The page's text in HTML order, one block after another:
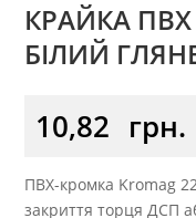
КРАЙКА ПВХ
БІЛИЙ
10,82 грн.
ПВХ-кромка Kromag
закриття торця ДСП